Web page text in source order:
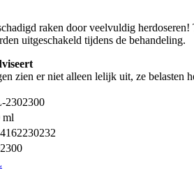
raken door veelvuldig
uitgeschakeld tijdens de behandeling.
zien er niet alleen lelijk uit, ze
2302300
ml